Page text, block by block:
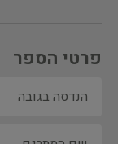
פרטי הספר